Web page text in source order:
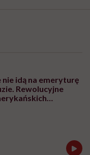
nie idą na emeryturę
Rewolucyjne